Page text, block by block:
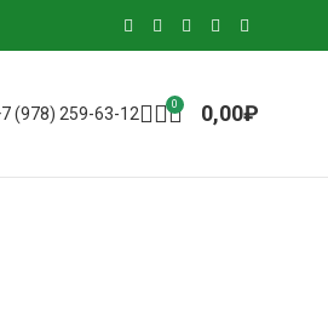
(978) 259-63-12 0 0,00₽